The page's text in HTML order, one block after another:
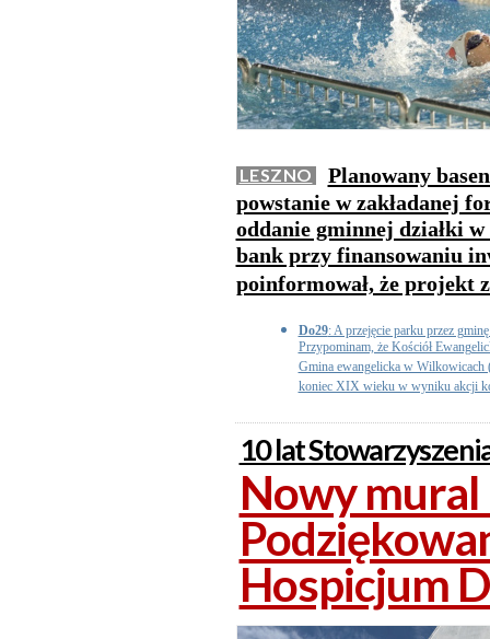
LESZNO
Planowany
powstanie w zakładanej
oddanie gminnej działki w
bank przy finansowaniu
poinformował, że projekt
Do29: A przejęcie parku przez
Przypominam, że Kościół
Gmina ewangelicka w Wilkowicach
koniec XIX wieku w wyniku akcji
10 lat
Nowy
Hospicjum